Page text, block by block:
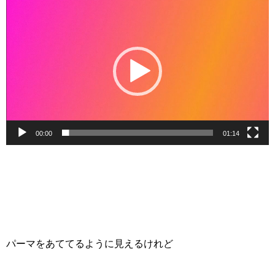
00:00 01:14
パーマをあててるように見えるけれど